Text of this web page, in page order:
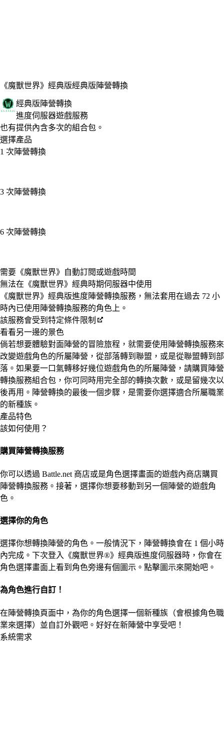
《魔獸世界》經典版經典版陣營轉換
經典版陣營轉換
進度伺服器遊戲服務
Product Notification
也有提供內含多次的組合包。
選擇產品
1 次陣營轉換
3 次陣營轉換
6 次陣營轉換
Available actions
需要《魔獸世界》自動訂閱或遊戲時間
無法在《魔獸世界》經典時期伺服器中使用
《魔獸世界》經典版進度陣營轉換服務，無法套用在過去 72 小
時內已使用陣營轉換服務的角色上。
該服務會受到特定條件限制
看看另一邊的景色
倘若想要體驗對面陣營的冒險旅程，就需要使用陣營轉換服務來
改變遊戲角色的所屬陣營，從部落轉到聯盟，或是從聯盟轉到部
落。如果要一口氣轉移好幾位遊戲角色的所屬陣營，請購買陣營
轉換服務組合包，你可同時用完全部的轉換次數，或是留幾次以
後再用。陣營轉換的最後一個步驟，是需要你選擇適合所屬職業
的新種族。
產品特色
該如何使用？
購買陣營轉換服務
你可以透過 Battle.net 商店或是角色選擇畫面的遊戲內商店購買
陣營轉換服務。接著，選擇你想要移動到另一個陣營的遊戲角
色。
選擇你的角色
選擇你想轉換陣營的角色。一般情況下，陣營轉換會在 1 個小時
內完成。下次登入《魔獸世界®》經典版進度伺服器時，你會在
角色選擇畫面上看到角色旁邊有個圖示。點擊圖示來開始吧。
為角色進行自訂！
在陣營轉換頁面中，為你的角色選擇一個新種族（會根據角色職
業來選擇）並自訂外觀吧。好好在新陣營中享受吧！
系統需求